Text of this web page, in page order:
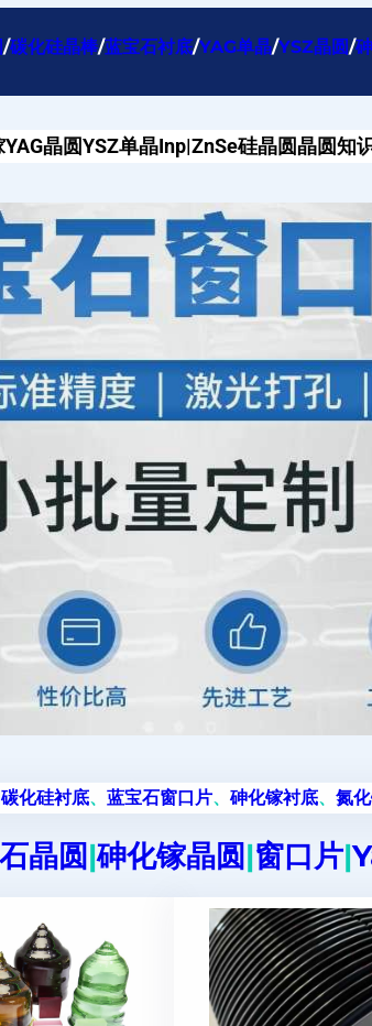
/碳化硅晶棒/蓝宝石衬底/YAG单晶/YSZ晶圆/
YAG晶圆YSZ单晶Inp|ZnSe硅晶圆晶圆知
碳化硅衬底、 蓝宝石窗口片、 砷化镓衬底、 氮
晶圆|砷化镓晶圆|窗口片|